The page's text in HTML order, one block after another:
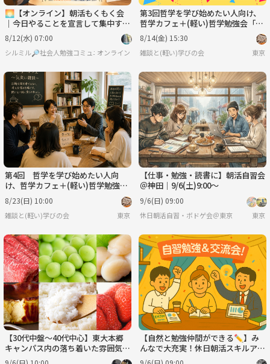
🌅【オンライン】朝活もくもく会
｜今日やることを宣言して集中する
90分
8/12(水) 07:00
シルミル🔎社会人勉強コミュニティオンライン
第3回哲学を学び始めたい人向け、
哲学カフェ＋(軽い)哲学勉強会「浮
気はどこからが浮気？許せるライン
はある？(仮)」
8/14(金) 15:30
雑談と(軽い)学びの会 東京
第4回 哲学を学び始めたい人向
け、哲学カフェ＋(軽い)哲学勉強
会 テーマ「古典を学ぶ意義はあ
る？（仮題）」
8/23(日) 10:00
雑談と(軽い)学びの会 東京
【仕事・勉強・読書に】朝活自習会
＠神田｜9/6(土)9:00〜
9/6(日) 09:00
休日朝活自習・ボドゲ会＠東京 東京
【30代中盤〜40代中心】東大本郷
キャンパス内の落ち着いた雰囲気の
カフェでふるさと納税制度勉強会
【自然と勉強仲間ができる✏️】み
んなで大充実！休日朝活スキルアッ
プ会！💻※IT関係者以外も大歓